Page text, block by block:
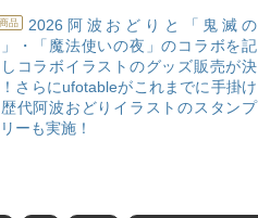
品
2026阿波おどりと「鬼滅の
・「魔法使いの夜」のコラボを記
コラボイラストのグッズ販売が決
さらにufotableがこれまでに手掛け
代阿波おどりイラストのスタンプ
ーも実施！